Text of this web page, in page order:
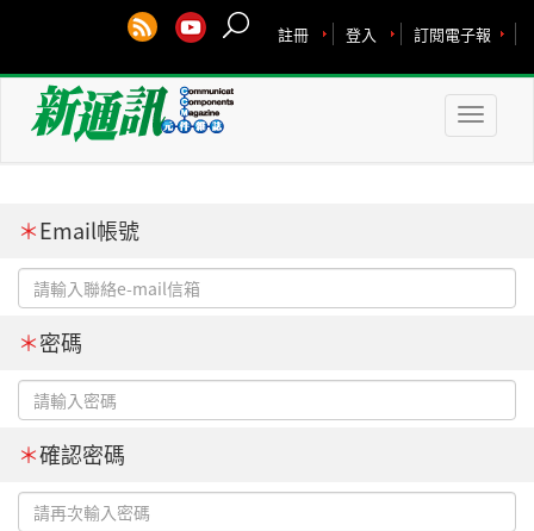
訂閱電子報
登入
註冊
Toggle
＊Email帳號
＊密碼
＊確認密碼